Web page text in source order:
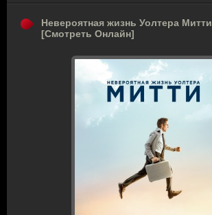
Невероятная жизнь Уолтера Митти
[Смотреть Онлайн]